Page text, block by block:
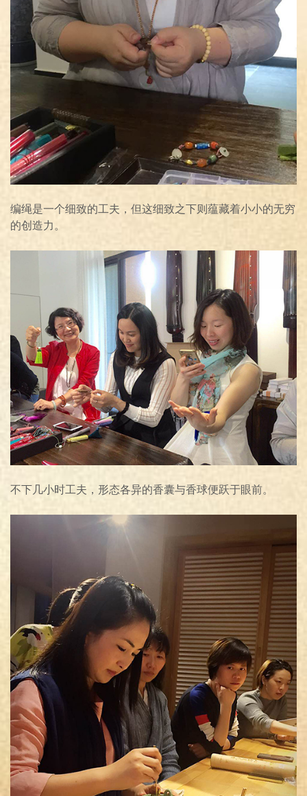
编绳是一个细致的工夫，但这细致之下则蕴藏着小小的无穷
的创造力。
不下几小时工夫， 形态各异的香囊与香球便跃于眼前。